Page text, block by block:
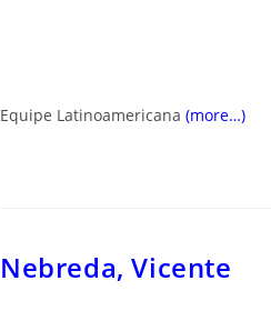
Equipe Latinoamericana (more…)
Nebreda, Vicente